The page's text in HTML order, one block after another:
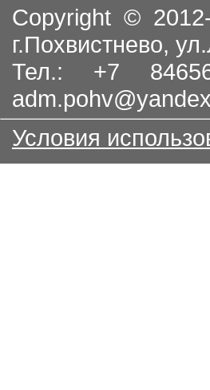
Copyright ©
г.Похвистнево,
Тел.: +7
Условия